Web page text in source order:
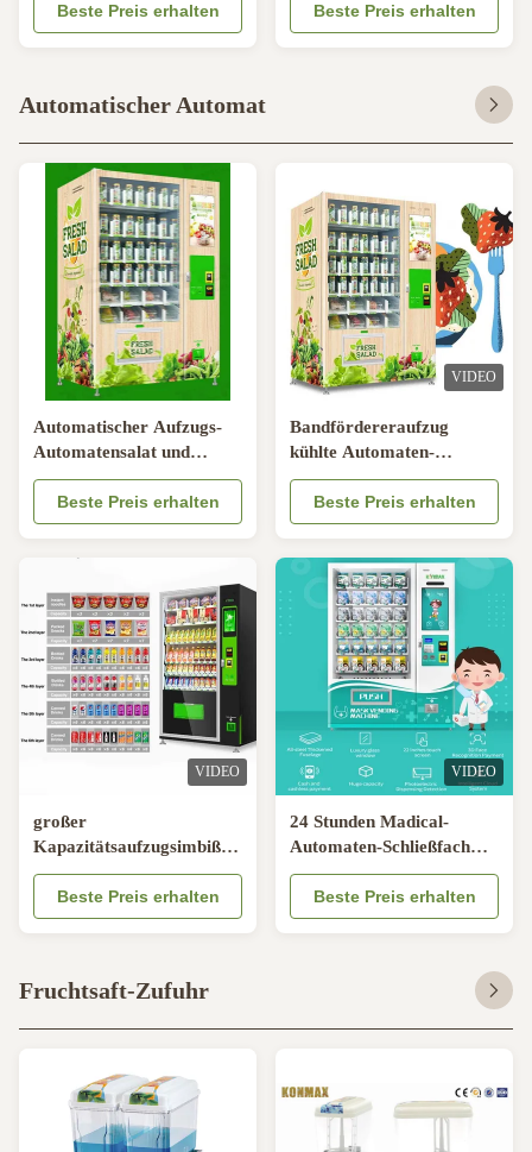
Supermarkt
Beste Preis erhalten
220V/Edelstahl-Zitronen-
Quetscher für Speicher
Beste Preis erhalten
Automatischer Automat
Automatischer Aufzugs-
Automatensalat und
Fruchtautomat
Beste Preis erhalten
VIDEO
Bandfördereraufzug
kühlte Automaten-
Zufuhrmaschine des
Bieres kombinierte für
Obstsalat
Beste Preis erhalten
VIDEO
großer
Kapazitätsaufzugsimbiß
und Getränkautomat mit
abkühlendem
R290/R513A/R1234YF
Beste Preis erhalten
VIDEO
24 Stunden Madical-
Automaten-Schließfach
expendedoras Apotheken-
Automaten-Schließfach-
Automaten
Beste Preis erhalten
Fruchtsaft-Zufuhr